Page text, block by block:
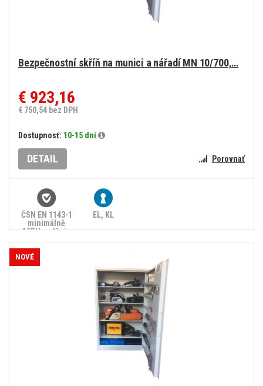
Bezpečnostní skříň na munici a nářadí MN 10/700,…
€ 923,16
€ 750,54 bez DPH
Dostupnosť: 10-15 dní
DETAIL Porovnať
ČSN EN 1143-1
minimálně
15RU, splňuje
90/2024 Sb.
EL, KL
NOVÉ